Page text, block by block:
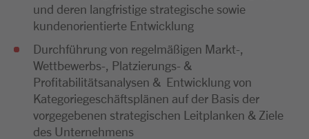
und deren langfristige strategische sowie
kundenorientierte Entwicklung
Durchführung von regelmäßigen Markt-,
Wettbewerbs-, Platzierungs- &
Profitabilitätsanalysen & Entwicklung von
Kategoriegeschäftsplänen auf der Basis der
vorgegebenen strategischen Leitplanken & Ziele
des Unternehmens